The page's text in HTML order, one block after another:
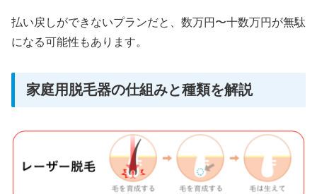
払い戻しができないプランだと、数万円〜十数万円が無駄
になる可能性もあります。
家庭用脱毛器の仕組みと種類を解説